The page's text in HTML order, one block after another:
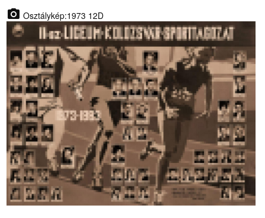
photo_camera Osztálykép:1973 12D